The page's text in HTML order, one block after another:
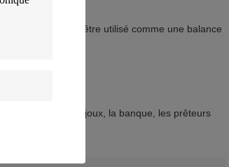
peut également être utilisé comme une balance
le magasin de bijoux, la banque, les prêteurs